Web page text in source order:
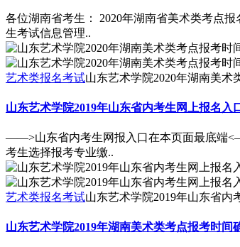
各位湖南省考生： 2020年湖南省美术类考点
生考试信息管理..
艺术类报名考试山东艺术学院2020年湖南美术
山东艺术学院2019年山东省内考生网上报名入
――>山东省内考生网报入口在本页面最底端
考生选择报考专业缴..
艺术类报名考试山东艺术学院2019年山东省内
山东艺术学院2019年湖南美术类考点报考时间